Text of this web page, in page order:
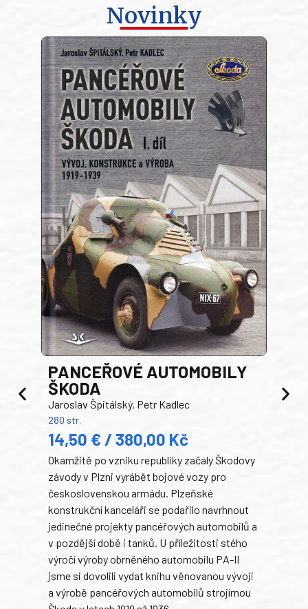
Novinky
PANCEŘOVÉ AUTOMOBILY
ŠKODA
Jaroslav Špitálský, Petr Kadlec
280 str.
14,50 € / 380,00 Kč
Okamžitě po vzniku republiky začaly Škodovy
závody v Plzni vyrábět bojové vozy pro
československou armádu. Plzeňské
konstrukční kanceláři se podařilo navrhnout
jedinečné projekty pancéřových automobilů a
v pozdější době i tanků. U příležitosti stého
výročí výroby obrněného automobilu PA-II
jsme si dovolili vydat knihu věnovanou vývoji
a výrobě pancéřových automobilů strojírnou